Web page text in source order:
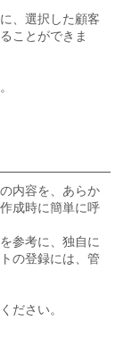
、選択した顧客
ことができま
内容を、あらか
成時に簡単に呼
参考に、独自に
の登録には、管
ださい。